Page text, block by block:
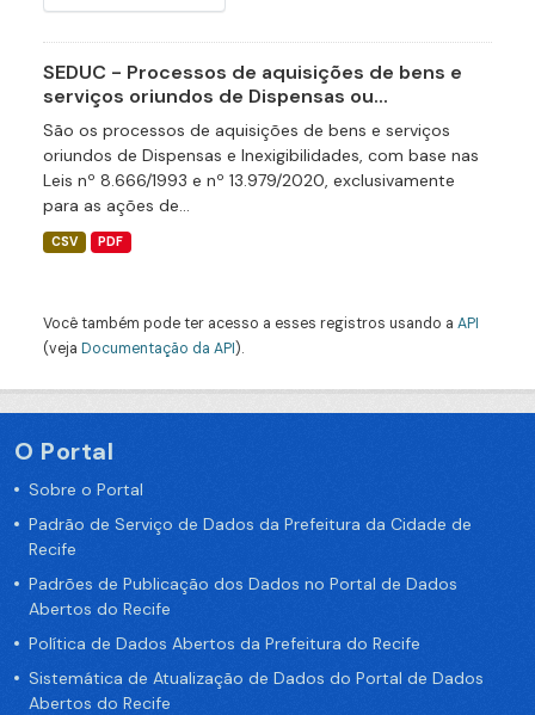
SEDUC - Processos de aquisições de bens e
serviços oriundos de Dispensas ou...
São os processos de aquisições de bens e serviços
oriundos de Dispensas e Inexigibilidades, com base nas
Leis nº 8.666/1993 e nº 13.979/2020, exclusivamente
para as ações de...
CSV PDF
Você também pode ter acesso a esses registros usando a API
(veja Documentação da API).
O Portal
Sobre o Portal
Padrão de Serviço de Dados da Prefeitura da Cidade de
Recife
Padrões de Publicação dos Dados no Portal de Dados
Abertos do Recife
Política de Dados Abertos da Prefeitura do Recife
Sistemática de Atualização de Dados do Portal de Dados
Abertos do Recife